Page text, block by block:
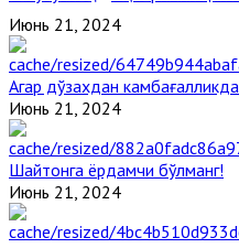
Июнь 21, 2024
Агар дўзахдан
Июнь 21, 2024
Шайтонга ёрдамчи бўлманг!
Июнь 21, 2024